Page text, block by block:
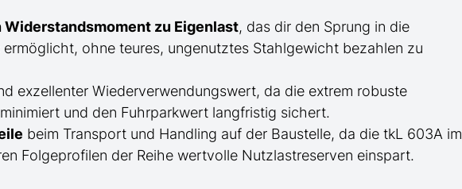
zu Eigenlast, das dir den Sprung in die
ohne teures, ungenutztes Stahlgewicht bezahlen zu
exzellenter Wiederverwendungswert, da die extrem robuste
und den Fuhrparkwert langfristig sichert.
beim Transport und Handling auf der Baustelle, da die tkL 603A im
Folgeprofilen der Reihe wertvolle Nutzlastreserven einspart.